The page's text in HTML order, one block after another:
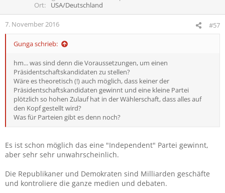
Ort
USA/Deutschland
7. November 2016 #57
Gunga schrieb:
hm... was sind denn die Voraussetzungen, um einen
Präsidentschaftskandidaten zu stellen?
Wäre es theoretisch (!) auch möglich, dass keiner der
Präsidentschaftskandidaten gewinnt und eine kleine Partei
plötzlich so hohen Zulauf hat in der Wählerschaft, dass alles auf
den Kopf gestellt wird?
Was für Parteien gibt es denn noch?
Es ist schon möglich das eine "Independent" Partei gewinnt,
aber sehr sehr unwahrscheinlich.
Die Republikaner und Demokraten sind Milliarden geschäfte
und kontroliere die ganze medien und debaten.